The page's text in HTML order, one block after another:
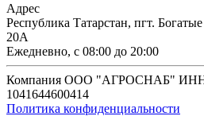
Адрес
Республика Татарстан, пгт.
20А
Ежедневно, с 08:00 до 20:00
Компания ООО "АГРОСНАБ" ИНН
1041644600414
Политика конфиденциальности